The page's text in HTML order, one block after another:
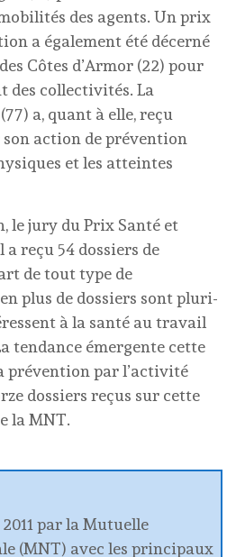
des agents. Un prix
a également été décerné
Côtes d’Armor (22) pour
des collectivités. La
a, quant à elle, reçu
son action de prévention
et les atteintes
le jury du Prix Santé et
reçu 54 dossiers de
de tout type de
plus de dossiers sont pluri-
à la santé au travail
tendance émergente cette
prévention par l’activité
dossiers reçus sur cette
la MNT.
par la Mutuelle
(MNT) avec les principaux